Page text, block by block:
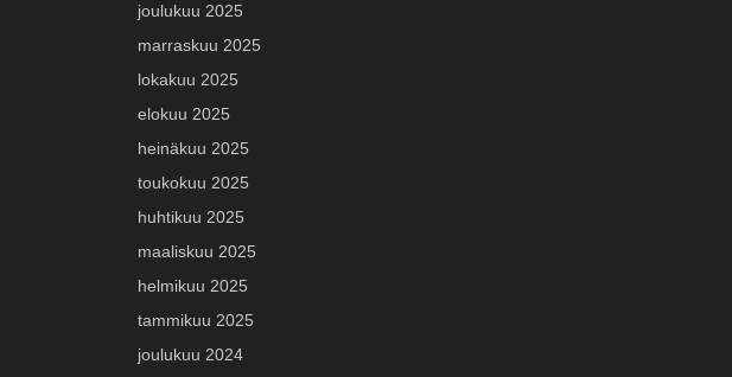
joulukuu 2025
marraskuu 2025
lokakuu 2025
elokuu 2025
heinäkuu 2025
toukokuu 2025
huhtikuu 2025
maaliskuu 2025
helmikuu 2025
tammikuu 2025
joulukuu 2024